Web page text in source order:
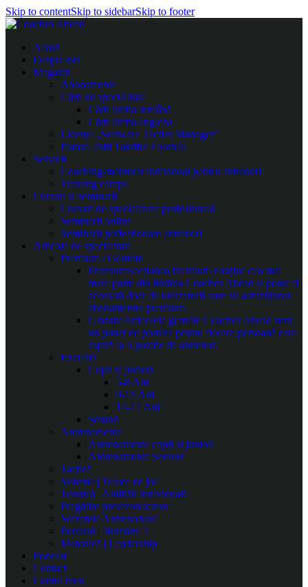
Skip to contentSkip to sidebarSkip to footer
Acasă
Despre noi
Magazin
Abonamente
Cărți de specialitate
Cărți limba română
Cărți limba engleza
Licențe „Software Tactics Manager”
Planșe, folii Taktifol Football
Servicii
Coaching-mentorat individual pentru antrenori
Training camps
Cursuri și seminarii
Cursuri de specializare profesională
Seminarii online
Seminarii perfecționare antrenori
Articole de specialitate
Premium / Gratuite
PremiumSecțiunea Premium conține cea mai
mare parte din librăria Coaches Ahead și poate fi
accesată doar de utilizatorii care au achiziționat
abonamentul premium.
GratuiteArticolele gratuite Coaches Ahead sunt
un punct de pornire pentru fiecare persoană care
aspiră la o poziție de antrenor.
Exerciții
Copii și juniori
5-8 Ani
9-13 Ani
14-17 Ani
Seniori
Antrenamente
Antrenamente copii și juniori
Antrenamente Seniori
Tactică
Sisteme | Trasee de joc
Tehnică | Abilități individuale
Pregătire presezon/sezon
Secretele Antrenorului
Portarul | Numărul 1
Metodică | Leadership
Podcast
Contact
Contul meu